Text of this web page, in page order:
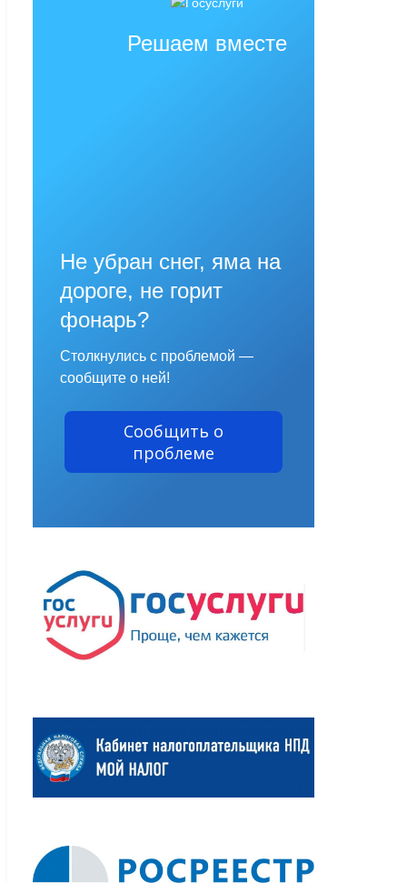
Решаем вместе
Не убран снег, яма на
дороге, не горит
фонарь?
Столкнулись с проблемой —
сообщите о ней!
Сообщить о
проблеме